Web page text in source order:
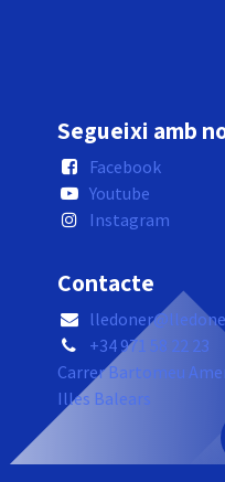
Segueixi amb
Facebook
Youtube
Instagram
Contacte
+34 971 58 22 23
Carrer Bartomeu
Illes Balears